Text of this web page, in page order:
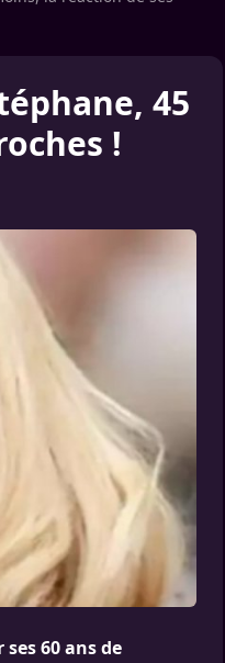
45
!
60 ans de